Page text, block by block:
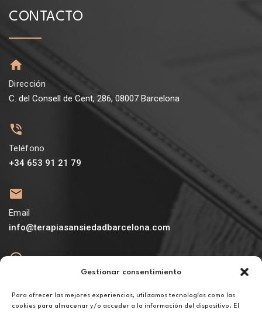
Gestionar consentimiento
Para ofrecer las mejores experiencias, utilizamos tecnologías como las
cookies para almacenar y/o acceder a la información del dispositivo. El
CONTACTO
Dirección
C. del Consell de Cent, 286, 08007 Barcelona
Teléfono
+34 653 91 21 79
Email
info@terapiasansiedadbarcelona.com
De lunes a viernes de 10h a 20h